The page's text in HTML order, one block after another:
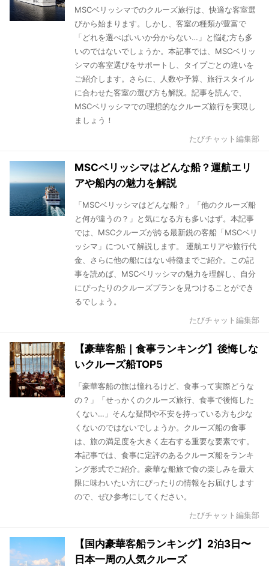
MSCベリッシマでのクルーズ旅行は、快適な客室選
びから始まります。しかし、客室の種類が豊富で
「どれを選べばいいか分からない…」と悩む方も多
いのではないでしょうか。本記事では、MSCベリッ
シマの客室選びをサポートし、タイプごとの違いを
ご紹介します。さらに、人数や予算、旅行スタイル
に合わせた客室の選び方も解説。記事を読んで、
MSCベリッシマでの理想的なクルーズ旅行を実現し
ましょう！
たびチャット編集部
MSCベリッシマはどんな船？運航エリ
アや船内の魅力を解説
「MSCベリッシマはどんな船？」「他のクルーズ船
と何が違うの？」と気になる方も多いはず。本記事
では、MSCクルーズが誇る最新鋭の客船「MSCベリ
ッシマ」について解説します。 運航エリアや旅行代
金、さらに他の船にはない特徴までご紹介。この記
事を読めば、MSCベリッシマの魅力を理解し、自分
にぴったりのクルーズプランを見つけることができ
るでしょう。
たびチャット編集部
【豪華客船｜食事ランキング】後悔しな
いクルーズ船TOP5
「豪華客船の旅は憧れるけど、食事って実際どうな
の？」「せっかくのクルーズ旅行、食事で後悔した
くない…」そんな疑問や不安を持っている方も少な
くないのではないでしょうか。クルーズ船の食事
は、旅の満足度を大きく左右する重要な要素です。
本記事では、食事に定評のあるクルーズ船をランキ
ング形式でご紹介。豪華な船旅で食の楽しみを最大
限に味わいたい方にぴったりの情報をお届けします
ので、ぜひ参考にしてください。
たびチャット編集部
【国内豪華客船ランキング】2泊3日〜
日本一周の人気クルーズ